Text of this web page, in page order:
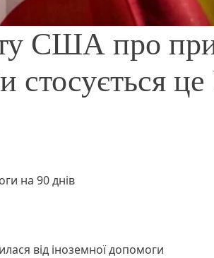
США про
стосується це
на 90 днів
від іноземної допомоги